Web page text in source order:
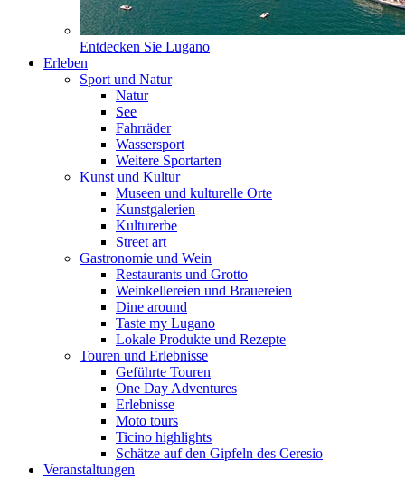
Entdecken Sie Lugano
Erleben
Sport und Natur
Natur
See
Fahrräder
Wassersport
Weitere Sportarten
Kunst und Kultur
Museen und kulturelle Orte
Kunstgalerien
Kulturerbe
Street art
Gastronomie und Wein
Restaurants und Grotto
Weinkellereien und Brauereien
Dine around
Taste my Lugano
Lokale Produkte und Rezepte
Touren und Erlebnisse
Geführte Touren
One Day Adventures
Erlebnisse
Moto tours
Ticino highlights
Schätze auf den Gipfeln des Ceresio
Veranstaltungen